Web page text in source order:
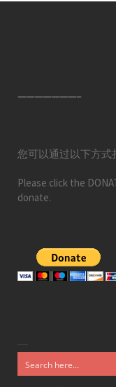
———————–
您可以通过以下方式
Please click the
donate.